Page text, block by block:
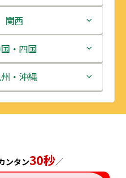
岩手県
宮城県
秋田県
山形県
栃木県
群馬県
埼玉県
千葉県
奈川県
新潟県
富山県
石川県
福井県
長野県
関西
三重県
滋賀県
京都府
兵庫県
・四国
鳥取県
島根県
広島県
・沖縄
福岡県
長崎県
ンタン30秒／